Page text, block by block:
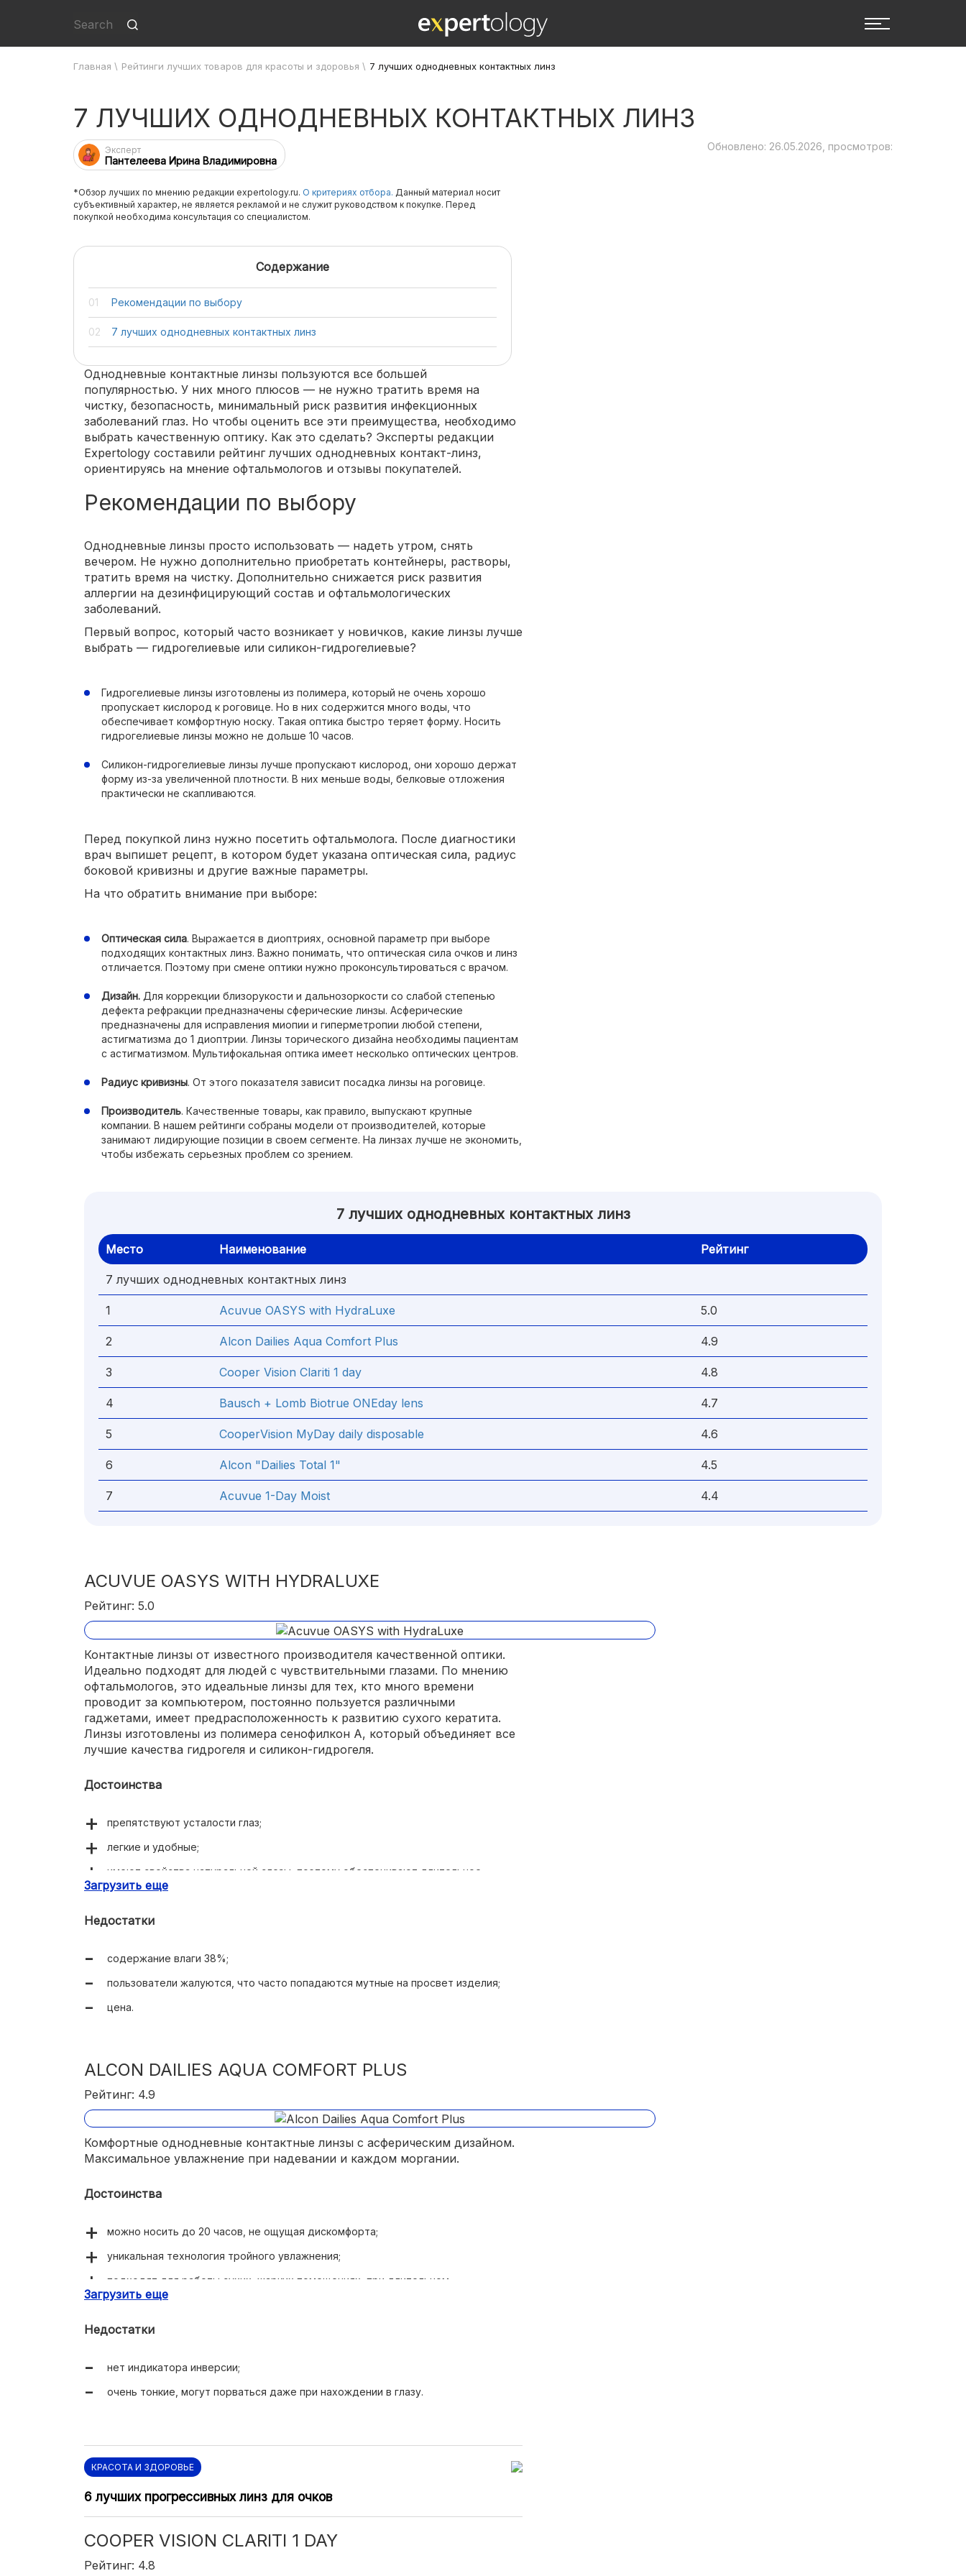
Главная \ Рейтинги лучших товаров для красоты и здоровья \ 7 лучших однодневных контактных линз
7 ЛУЧШИХ ОДНОДНЕВНЫХ КОНТАКТНЫХ ЛИНЗ
Эксперт
Пантелеева Ирина Владимировна
Обновлено: 26.05.2026, просмотров:
*Обзор лучших по мнению редакции expertology.ru. О критериях отбора. Данный материал носит
субъективный характер, не является рекламой и не служит руководством к покупке. Перед
покупкой необходима консультация со специалистом.
Содержание
Рекомендации по выбору
7 лучших однодневных контактных линз
Однодневные контактные линзы пользуются все большей
популярностью. У них много плюсов — не нужно тратить время на
чистку, безопасность, минимальный риск развития инфекционных
заболеваний глаз. Но чтобы оценить все эти преимущества, необходимо
выбрать качественную оптику. Как это сделать? Эксперты редакции
Expertology составили рейтинг лучших однодневных контакт-линз,
ориентируясь на мнение офтальмологов и отзывы покупателей.
Рекомендации по выбору
Однодневные линзы просто использовать — надеть утром, снять
вечером. Не нужно дополнительно приобретать контейнеры, растворы,
тратить время на чистку. Дополнительно снижается риск развития
аллергии на дезинфицирующий состав и офтальмологических
заболеваний.
Первый вопрос, который часто возникает у новичков, какие линзы лучше
выбрать — гидрогелиевые или силикон-гидрогелиевые?
Гидрогелиевые линзы изготовлены из полимера, который не очень хорошо
пропускает кислород к роговице. Но в них содержится много воды, что
обеспечивает комфортную носку. Такая оптика быстро теряет форму. Носить
гидрогелиевые линзы можно не дольше 10 часов.
Силикон-гидрогелиевые линзы лучше пропускают кислород, они хорошо держат
форму из-за увеличенной плотности. В них меньше воды, белковые отложения
практически не скапливаются.
Перед покупкой линз нужно посетить офтальмолога. После диагностики
врач выпишет рецепт, в котором будет указана оптическая сила, радиус
боковой кривизны и другие важные параметры.
На что обратить внимание при выборе:
Оптическая сила. Выражается в диоптриях, основной параметр при выборе
подходящих контактных линз. Важно понимать, что оптическая сила очков и линз
отличается. Поэтому при смене оптики нужно проконсультироваться с врачом.
Дизайн. Для коррекции близорукости и дальнозоркости со слабой степенью
дефекта рефракции предназначены сферические линзы. Асферические
предназначены для исправления миопии и гиперметропии любой степени,
астигматизма до 1 диоптрии. Линзы торического дизайна необходимы пациентам
с астигматизмом. Мультифокальная оптика имеет несколько оптических центров.
Радиус кривизны. От этого показателя зависит посадка линзы на роговице.
Производитель. Качественные товары, как правило, выпускают крупные
компании. В нашем рейтинги собраны модели от производителей, которые
занимают лидирующие позиции в своем сегменте. На линзах лучше не экономить,
чтобы избежать серьезных проблем со зрением.
7 лучших однодневных контактных линз
Место Наименование Рейтинг
7 лучших однодневных контактных линз
1 Acuvue OASYS with HydraLuxe 5.0
2 Alcon Dailies Aqua Comfort Plus 4.9
3 Cooper Vision Clariti 1 day 4.8
4 Bausch + Lomb Biotrue ONEday lens 4.7
5 CooperVision MyDay daily disposable 4.6
6 Alcon "Dailies Total 1" 4.5
7 Acuvue 1-Day Moist 4.4
ACUVUE OASYS WITH HYDRALUXE
Рейтинг: 5.0
Контактные линзы от известного производителя качественной оптики.
Идеально подходят для людей с чувствительными глазами. По мнению
офтальмологов, это идеальные линзы для тех, кто много времени
проводит за компьютером, постоянно пользуется различными
гаджетами, имеет предрасположенность к развитию сухого кератита.
Линзы изготовлены из полимера сенофилкон А, который объединяет все
лучшие качества гидрогеля и силикон-гидрогеля.
Достоинства
препятствуют усталости глаз;
легкие и удобные;
имеют свойства натуральной слезы, поэтому обеспечивают длительное
увлажнение, снижают трение;
увеличенная оптическая зона;
в линейке есть изделия с редкими диоптриями, сферическим и торическим
Загрузить еще
Недостатки
содержание влаги 38%;
пользователи жалуются, что часто попадаются мутные на просвет изделия;
цена.
ALCON DAILIES AQUA COMFORT PLUS
Рейтинг: 4.9
Комфортные однодневные контактные линзы с асферическим дизайном.
Максимальное увлажнение при надевании и каждом моргании.
Достоинства
можно носить до 20 часов, не ощущая дискомфорта;
уникальная технология тройного увлажнения;
подходят для работы сухих, жарких помещениях, при длительном
времяпровождении за монитором компьютера;
Загрузить еще
Недостатки
нет индикатора инверсии;
очень тонкие, могут порваться даже при нахождении в глазу.
КРАСОТА И ЗДОРОВЬЕ
6 лучших прогрессивных линз для очков
COOPER VISION CLARITI 1 DAY
Рейтинг: 4.8